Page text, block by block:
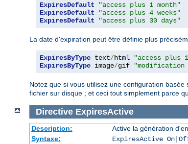
ExpiresDefault
"access plus 1 month"
ExpiresDefault
"access plus 4 weeks"
ExpiresDefault
"access plus 30 days"
La date d'expiration peut être définie plus
ExpiresByType text/html
"access plus
ExpiresByType image/gif "modification
Notez que si vous utilisez une configuration
fichier sur disque ; et ceci tout simplement parce
Directive ExpiresActive
Description: Active la génération
Syntaxe:
ExpiresActive